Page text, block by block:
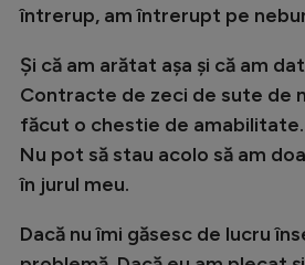
întrerup, am întrerupt pe
Și că am arătat așa și că am
Contracte de zeci de sute de
făcut o chestie de
Nu pot să stau acolo să am
în jurul meu.
Dacă nu îmi găsesc de lucru